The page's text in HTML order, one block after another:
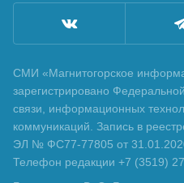
СМИ «Магнитогорское
зарегистрировано
связи, информационных
коммуникаций. Запись в
ЭЛ № ФС77-77805 от
Телефон редакции +7 (3519)